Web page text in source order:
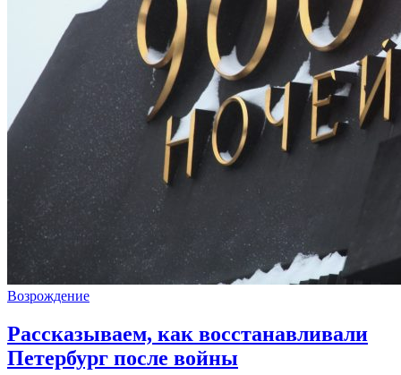
Возрождение
Рассказываем, как восстанавливали
Петербург после войны